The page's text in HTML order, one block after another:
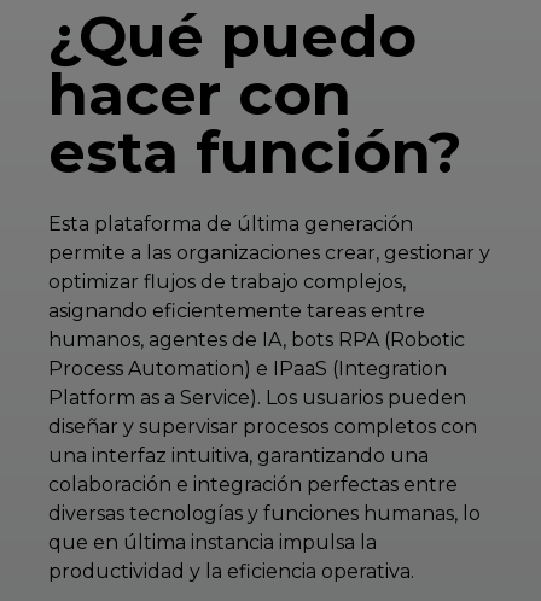
¿Qué puedo
hacer con
esta función?
Esta plataforma de última generación
permite a las organizaciones crear, gestionar y
optimizar flujos de trabajo complejos,
asignando eficientemente tareas entre
humanos, agentes de IA, bots RPA (Robotic
Process Automation) e IPaaS (Integration
Platform as a Service). Los usuarios pueden
diseñar y supervisar procesos completos con
una interfaz intuitiva, garantizando una
colaboración e integración perfectas entre
diversas tecnologías y funciones humanas, lo
que en última instancia impulsa la
productividad y la eficiencia operativa.